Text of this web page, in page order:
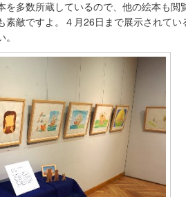
を多数所蔵しているので、他の絵本も閲
素敵ですよ。４月26日まで展示されて